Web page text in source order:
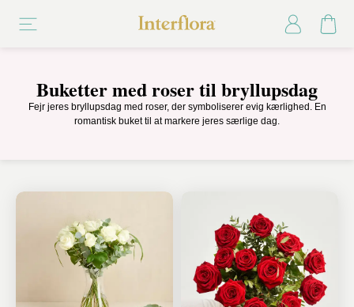
Buketter med roser til bryllupsdag
Fejr jeres bryllupsdag med roser, der symboliserer evig kærlighed. En
romantisk buket til at markere jeres særlige dag.